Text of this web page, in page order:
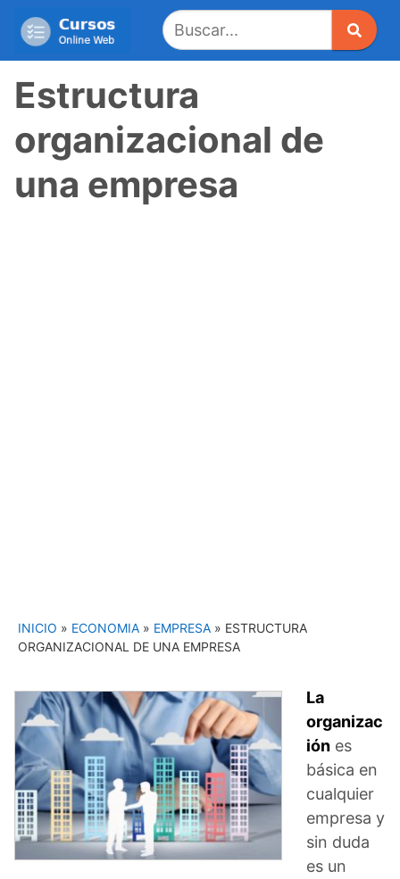
Estructura
organizacional de
una empresa
INICIO » ECONOMIA » EMPRESA » ESTRUCTURA
ORGANIZACIONAL DE UNA EMPRESA
La
organizac
ión es
básica en
cualquier
empresa y
sin duda
es un